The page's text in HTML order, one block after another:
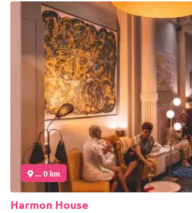
... 0 km
Harmon House